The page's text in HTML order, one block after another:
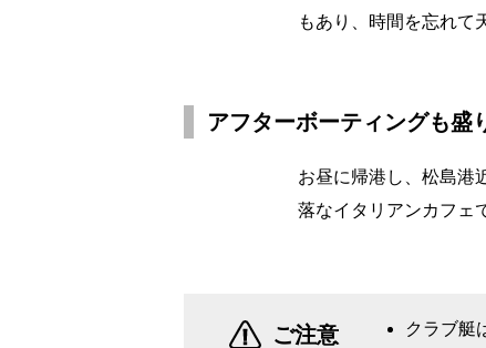
もあり、時間を忘れて
アフターボーティングも盛
お昼に帰港し、松島港
落なイタリアンカフェ
ご注意
クラブ艇